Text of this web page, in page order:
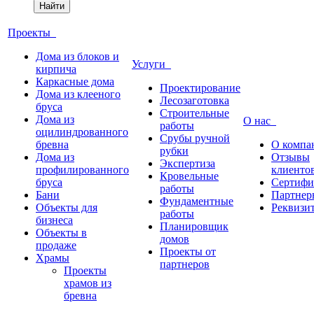
Найти
Проекты
Дома из блоков и
кирпича
Каркасные дома
Дома из клееного
бруса
Дома из
оцилиндрованного
бревна
Дома из
профилированного
бруса
Бани
Объекты для
бизнеса
Объекты в
продаже
Храмы
Проекты
храмов из
бревна
Услуги
Проектирование
Лесозаготовка
Строительные
работы
Срубы ручной
рубки
Экспертиза
Кровельные
работы
Фундаментные
работы
Планировщик
домов
Проекты от
партнеров
О нас
О
Отзывы